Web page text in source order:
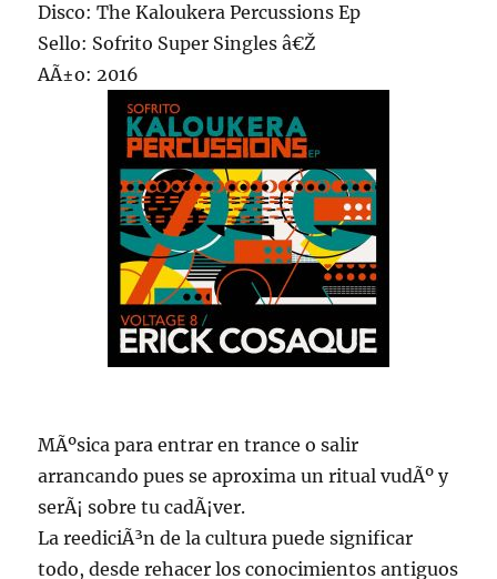
Disco: The Kaloukera Percussions Ep
Sello: Sofrito Super Singles â€Ž
AÃ±o: 2016
MÃºsica para entrar en trance o salir
arrancando pues se aproxima un ritual vudÃº y
serÃ¡ sobre tu cadÃ¡ver.
La reediciÃ³n de la cultura puede significar
todo, desde rehacer los conocimientos antiguos